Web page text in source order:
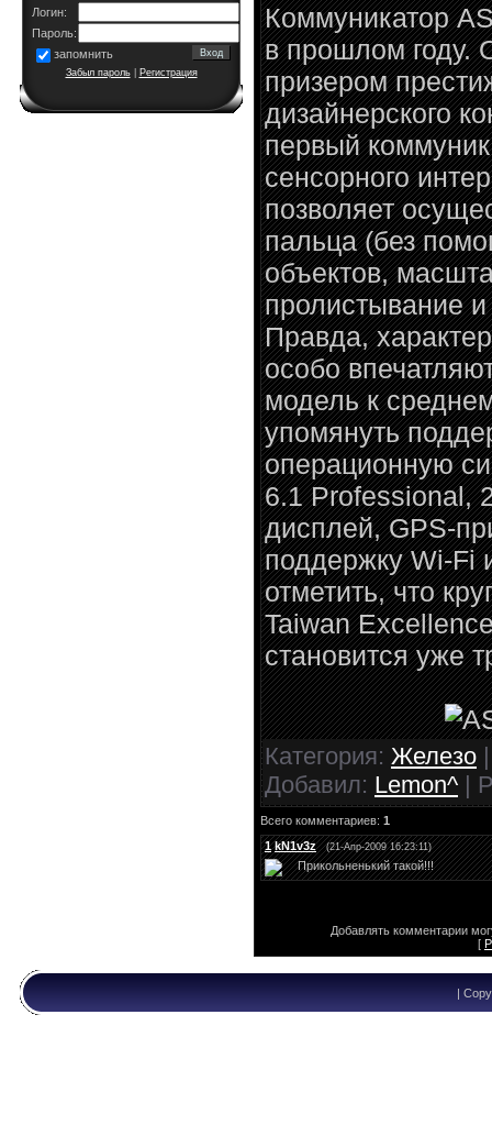
Логин:
Пароль:
запомнить
Забыл пароль| Регистрация
Коммуникатор
в прошлом году.
призером
дизайнерского
первый
сенсорного
позволяет
пальца (без
объектов,
пролистывание
Правда,
особо
модель к
упомянуть
операционную
6.1 Professional,
дисплей, GPS-
поддержку Wi-Fi
отметить, что
Taiwan
становится уже
Категория: Железо
Добавил: Lemon^ |
Всего комментариев: 1
1 kN1v3z (21-Апр-2009 16:23:11)
Прикольненький такой!!!
Добавлять комментарии
[
|